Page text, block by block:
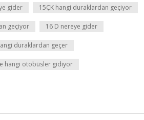
gider 15ÇK hangi duraklardan geçiyor
geçiyor 16 D nereye gider
duraklardan geçer
hangi otobüsler gidiyor